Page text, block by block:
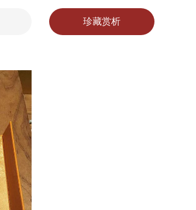
珍藏赏析